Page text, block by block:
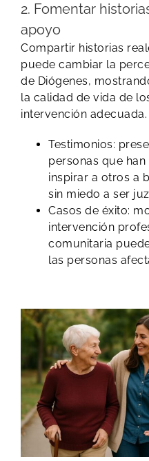
2. Fomentar
apoyo
Compartir historias
puede cambiar la
de Diógenes,
la calidad de vida de
intervención adecuada.
Testimonios:
personas que
inspirar a otros a
sin miedo a ser
Casos de éxito:
intervención
comunitaria
las personas